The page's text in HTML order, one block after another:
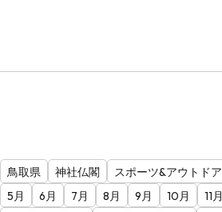
鳥取県 神社仏閣 スポーツ&アウトドア
5月
6月 7月 8月 9月 10月 11月